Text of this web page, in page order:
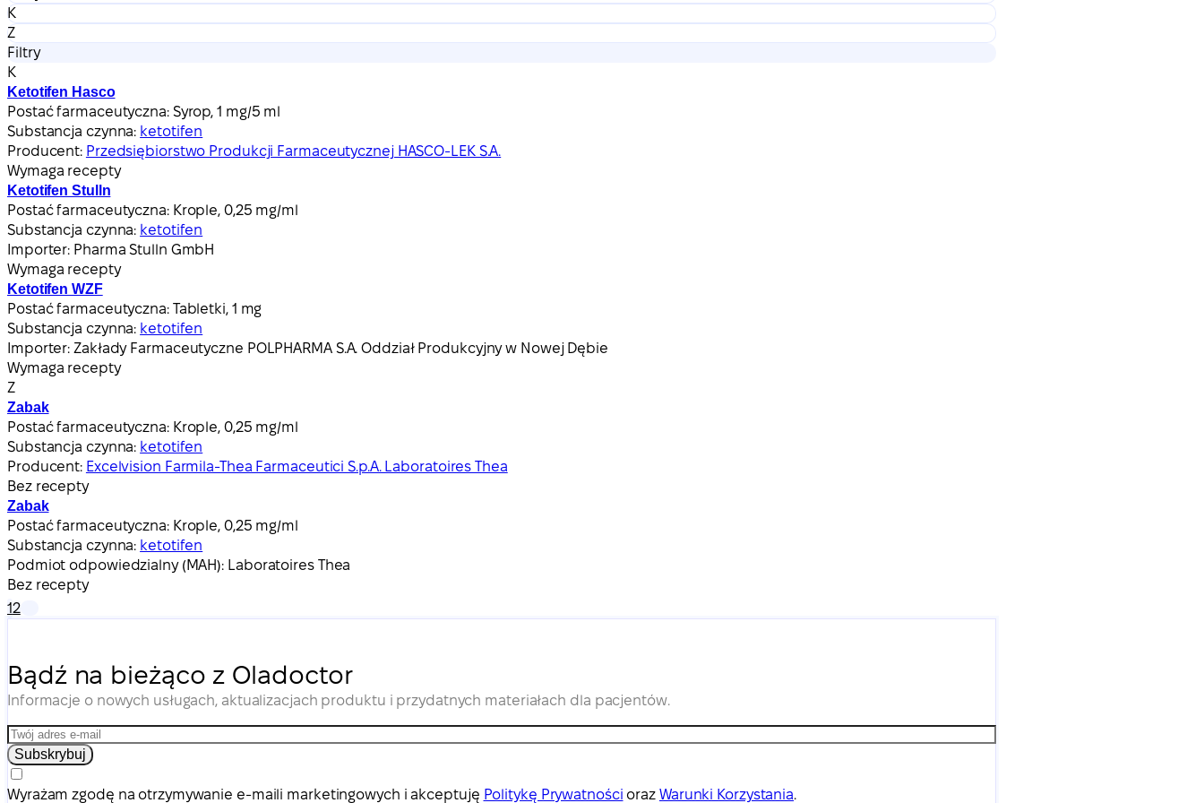
K
Z
Filtry
K
Ketotifen Hasco
Postać farmaceutyczna: Syrop, 1 mg/5 ml
Substancja czynna: ketotifen
Producent: Przedsiębiorstwo Produkcji Farmaceutycznej HASCO-LEK S.A.
Wymaga recepty
Ketotifen Stulln
Postać farmaceutyczna: Krople, 0,25 mg/ml
Substancja czynna: ketotifen
Importer: Pharma Stulln GmbH
Wymaga recepty
Ketotifen WZF
Postać farmaceutyczna: Tabletki, 1 mg
Substancja czynna: ketotifen
Importer: Zakłady Farmaceutyczne POLPHARMA S.A. Oddział Produkcyjny w Nowej Dębie
Wymaga recepty
Z
Zabak
Postać farmaceutyczna: Krople, 0,25 mg/ml
Substancja czynna: ketotifen
Producent: Excelvision Farmila-Thea Farmaceutici S.p.A. Laboratoires Thea
Bez recepty
Zabak
Postać farmaceutyczna: Krople, 0,25 mg/ml
Substancja czynna: ketotifen
Podmiot odpowiedzialny (MAH): Laboratoires Thea
Bez recepty
12
Bądź na bieżąco z Oladoctor
Informacje o nowych usługach, aktualizacjach produktu i przydatnych materiałach dla pacjentów.
Subskrybuj
Wyrażam zgodę na otrzymywanie e-maili marketingowych i akceptuję Politykę Prywatności oraz Warunki Korzystania.